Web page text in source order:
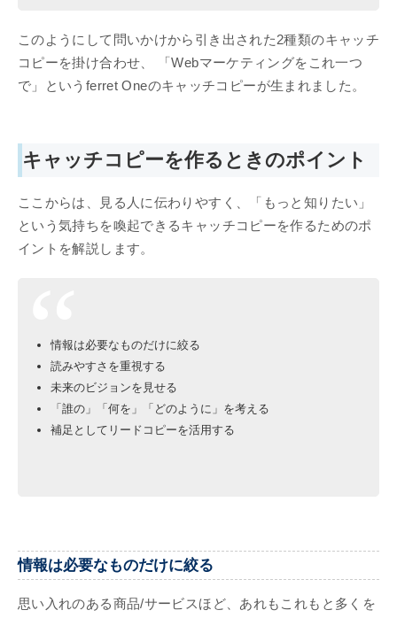
このようにして問いかけから引き出された2種類のキャッチ
コピーを掛け合わせ、 「Webマーケティングをこれ一つ
で」というferret Oneのキャッチコピーが生まれました。
キャッチコピーを作るときのポイント
ここからは、見る人に伝わりやすく、「もっと知りたい」
という気持ちを喚起できるキャッチコピーを作るためのポ
イントを解説します。
情報は必要なものだけに絞る
読みやすさを重視する
未来のビジョンを見せる
「誰の」「何を」「どのように」を考える
補足としてリードコピーを活用する
情報は必要なものだけに絞る
思い入れのある商品/サービスほど、あれもこれもと多くを